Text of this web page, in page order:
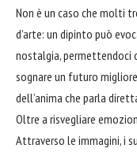
Non è un caso che molti
d’arte: un dipinto può
nostalgia, permettendoci
sognare un futuro
dell’anima che parla
Oltre a risvegliare
Attraverso le immagini, i